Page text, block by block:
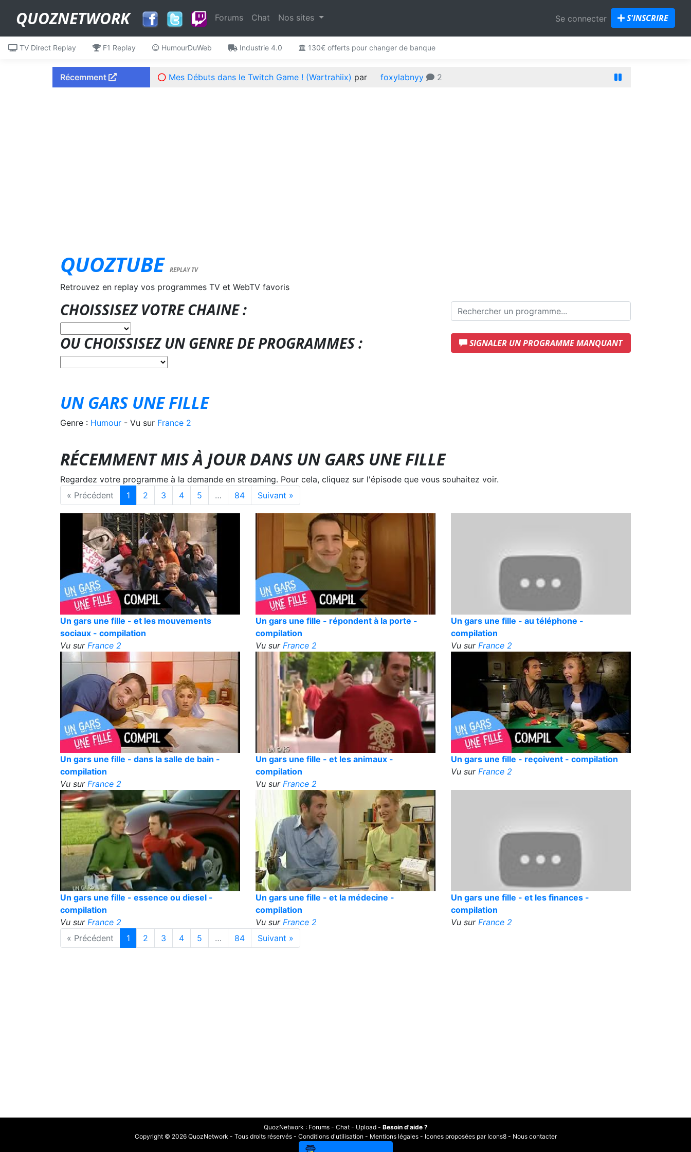
QUOZNETWORK Forums Chat Nos sites Se connecter S'INSCRIRE
TV Direct Replay F1 Replay HumourDuWeb Industrie 4.0 130€ offerts pour changer de banque
Récemment Mes Débuts dans le Twitch Game ! (Wartrahiix) par foxylabnyy
QUOZTUBE REPLAY TV
Retrouvez en replay vos programmes TV et WebTV favoris
CHOISSISEZ VOTRE CHAINE :
OU CHOISSISEZ UN GENRE DE PROGRAMMES :
SIGNALER UN PROGRAMME MANQUANT
UN GARS UNE FILLE
Genre : Humour - Vu sur France 2
RÉCEMMENT MIS À JOUR DANS UN GARS UNE FILLE
Regardez votre programme à la demande en streaming. Pour cela, cliquez sur l'épisode que vous souhaitez voir.
« Précédent
1 2 3 4 5 … 84 Suivant »
Un gars une fille - et les mouvements
sociaux - compilation
Vu sur France 2
Un gars une fille - répondent à la porte -
compilation
Vu sur France 2
Un gars une fille - au téléphone -
compilation
Vu sur France 2
Un gars une fille - dans la salle de bain -
compilation
Vu sur France 2
Un gars une fille - et les animaux -
compilation
Vu sur France 2
Un gars une fille - reçoivent - compilation
Vu sur France 2
Un gars une fille - essence ou diesel -
compilation
Vu sur France 2
Un gars une fille - et la médecine -
compilation
Vu sur France 2
Un gars une fille - et les finances -
compilation
Vu sur France 2
« Précédent
1 2 3 4 5 … 84 Suivant »
QuozNetwork : Forums- Chat- Upload- Besoin d'aide ?
Copyright © 2026 QuozNetwork - Tous droits réservés - Conditions d'utilisation - Mentions légales- Icones proposées par Icons8- Nous contacter